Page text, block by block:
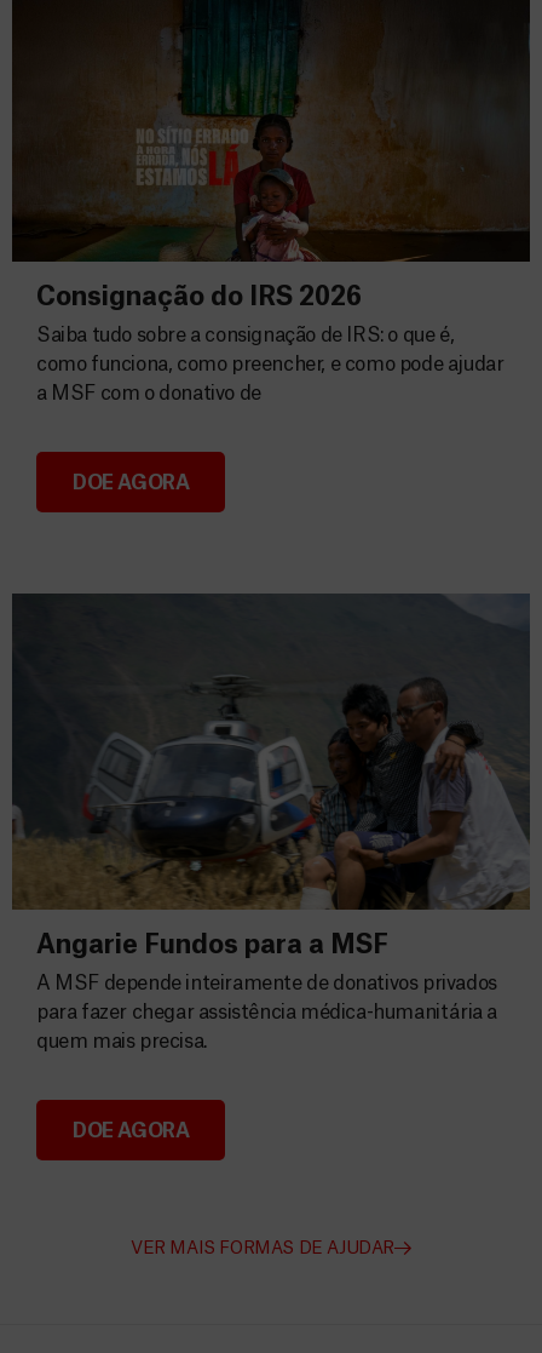
Consignação do IRS 2026
Consignação do IRS 2026
Saiba tudo sobre a consignação de IRS: o que é,
como funciona, como preencher, e como pode ajudar
a MSF com o donativo de
DOE AGORA
Angarie Fundos para a MSF
Angarie Fundos para a MSF
A MSF depende inteiramente de donativos privados
para fazer chegar assistência médica-humanitária a
quem mais precisa.
DOE AGORA
VER MAIS FORMAS DE AJUDAR